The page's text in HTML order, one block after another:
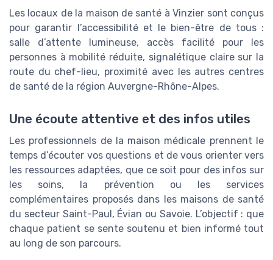
Les locaux de la maison de santé à Vinzier sont conçus
pour garantir l’accessibilité et le bien-être de tous :
salle d’attente lumineuse, accès facilité pour les
personnes à mobilité réduite, signalétique claire sur la
route du chef-lieu, proximité avec les autres centres
de santé de la région Auvergne-Rhône-Alpes.
Une écoute attentive et des infos utiles
Les professionnels de la maison médicale prennent le
temps d’écouter vos questions et de vous orienter vers
les ressources adaptées, que ce soit pour des infos sur
les soins, la prévention ou les services
complémentaires proposés dans les maisons de santé
du secteur Saint-Paul, Évian ou Savoie. L’objectif : que
chaque patient se sente soutenu et bien informé tout
au long de son parcours.